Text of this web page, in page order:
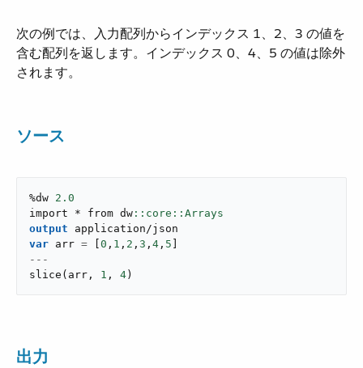
次の例では、入力配列からインデックス 1、2、3 の値を
含む配列を返します。インデックス 0、4、5 の値は除外
されます。
ソース
%dw 2.0
import * from dw
output
application/json
var arr = 0 , 1 , 2 , 3 , 4 , 5
---
slice ( arr , 1 , 4 )
出力